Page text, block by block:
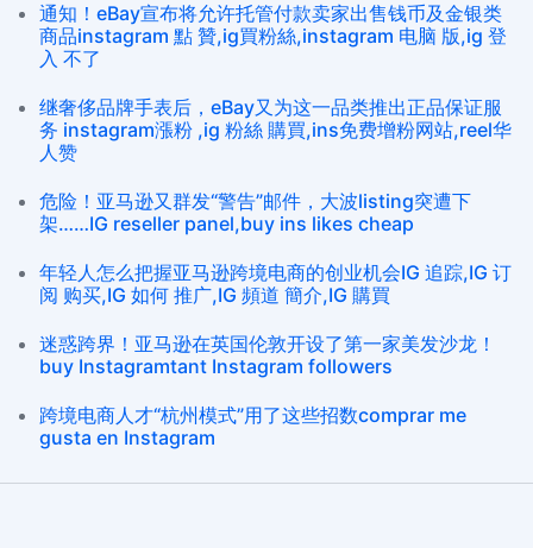
通知！eBay宣布将允许托管付款卖家出售钱币及金银类
商品instagram 點 贊,ig買粉絲,instagram 电脑 版,ig 登
入 不了
继奢侈品牌手表后，eBay又为这一品类推出正品保证服
务 instagram漲粉 ,ig 粉絲 購買,ins免费增粉网站,reel华
人赞
危险！亚马逊又群发“警告”邮件，大波listing突遭下
架……IG reseller panel,buy ins likes cheap
年轻人怎么把握亚马逊跨境电商的创业机会IG 追踪,IG 订
阅 购买,IG 如何 推广,IG 頻道 簡介,IG 購買
迷惑跨界！亚马逊在英国伦敦开设了第一家美发沙龙！
buy Instagramtant Instagram followers
跨境电商人才“杭州模式”用了这些招数comprar me
gusta en Instagram